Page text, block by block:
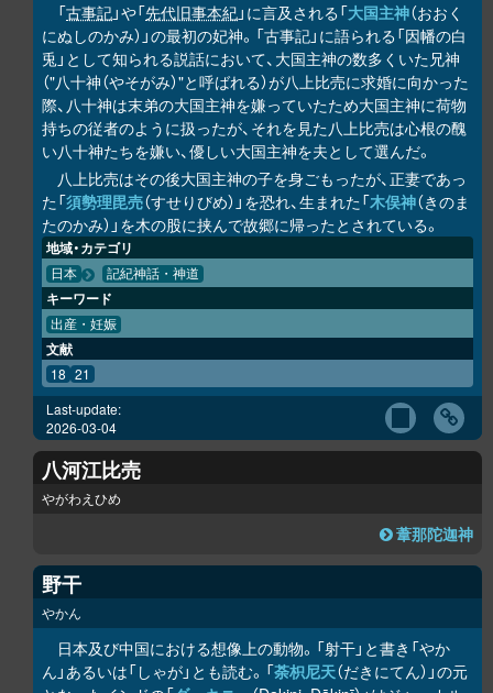
「古事記」や「先代旧事本紀」に言及される「大国主神（おおく
にぬしのかみ）」の最初の妃神。「古事記」に語られる「因幡の白
兎」として知られる説話において、大国主神の数多くいた兄神
（"八十神（やそがみ）"と呼ばれる）が八上比売に求婚に向かった
際、八十神は末弟の大国主神を嫌っていたため大国主神に荷物
持ちの従者のように扱ったが、それを見た八上比売は心根の醜
い八十神たちを嫌い、優しい大国主神を夫として選んだ。
八上比売はその後大国主神の子を身ごもったが、正妻であっ
た「須勢理毘売（すせりびめ）」を恐れ、生まれた「木俣神（きのま
たのかみ）」を木の股に挟んで故郷に帰ったとされている。
地域・カテゴリ
日本 記紀神話・神道
キーワード
出産・妊娠
文献
18 21
Last-update:
2026-03-04
八河江比売
やがわえひめ
葦那陀迦神
野干
やかん
日本及び中国における想像上の動物。「射干」と書き「やか
ん」あるいは「しゃが」とも読む。「荼枳尼天（だきにてん）」の元